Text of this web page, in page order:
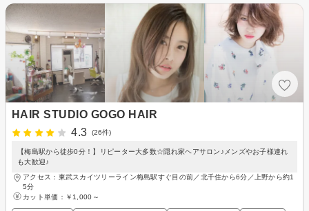
HAIR STUDIO GOGO HAIR
4.3
(26件)
【梅島駅から徒歩0分！】リピーター大多数☆隠れ家ヘアサロン♪メンズやお子様連れ
も大歓迎♪
アクセス：東武スカイツリーライン梅島駅すぐ目の前／北千住から6分／上野から約1
5分
カット単価： ￥1,000～